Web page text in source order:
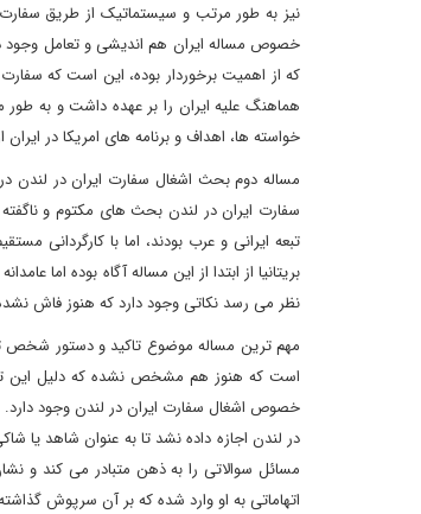
نیز به طور مرتب و سیستماتیک از طریق سفارت
خصوص مساله ایران هم اندیشی و تعامل وجود
که از اهمیت برخوردار بوده، این است که
هماهنگ علیه ایران را بر عهده داشت و به
خواسته ها، اهداف و برنامه های امریکا در
سفارت ایران در لندن بحث های مکتوم و ناگفته
تبعه ایرانی و عرب بودند، اما با کارگردانی
نظر می رسد نکاتی وجود دارد که هنوز فاش
مهم ترین مساله موضوع تاکید و دستور شخص
است که هنوز هم مشخص نشده که دلیل این
خصوص اشغال سفارت ایران در لندن وجود دارد.
در لندن اجازه داده نشد تا به عنوان شاهد یا
مسائل سوالاتی را به ذهن متبادر می کند و
اتهاماتی به او وارد شده که بر آن سرپوش